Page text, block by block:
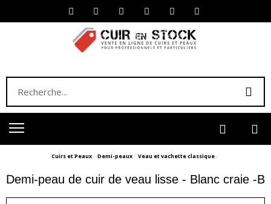
Cuirs et Peaux Demi-peaux Veau et vachette classique
Demi-peau de cuir de veau lisse - Blanc craie -B